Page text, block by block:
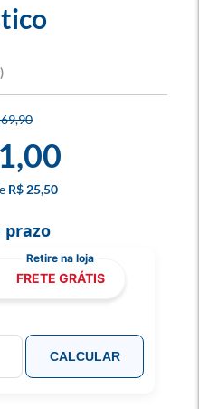
R$ 25,50
prazo
FRETE GRÁTIS
CALCULAR